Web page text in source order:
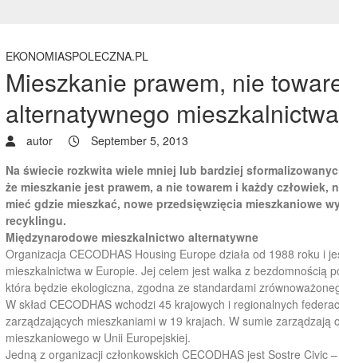
EKONOMIASPOLECZNA.PL
Mieszkanie prawem, nie
alternatywnego
autor
September 5, 2013
Na świecie rozkwita wiele mniej lub bardziej
że mieszkanie jest prawem, a nie towarem i każdy
mieć gdzie mieszkać, nowe przedsięwzięcia mieszkaniowe
recyklingu.
Międzynarodowe mieszkalnictwo alternatywne
Organizacja CECODHAS Housing Europe działa od 1988 roku i
mieszkalnictwa w Europie. Jej celem jest walka z bezdomnością
która będzie ekologiczna, zgodna ze standardami
W skład CECODHAS wchodzi 45 krajowych i regionalnych
zarządzających mieszkaniami w 19 krajach. W sumie zarządzają
mieszkaniowego w Unii Europejskiej.
Jedną z organizacji członkowskich CECODHAS jest Sostre Civic